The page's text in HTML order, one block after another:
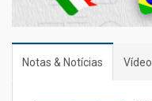
Notas & Notícias